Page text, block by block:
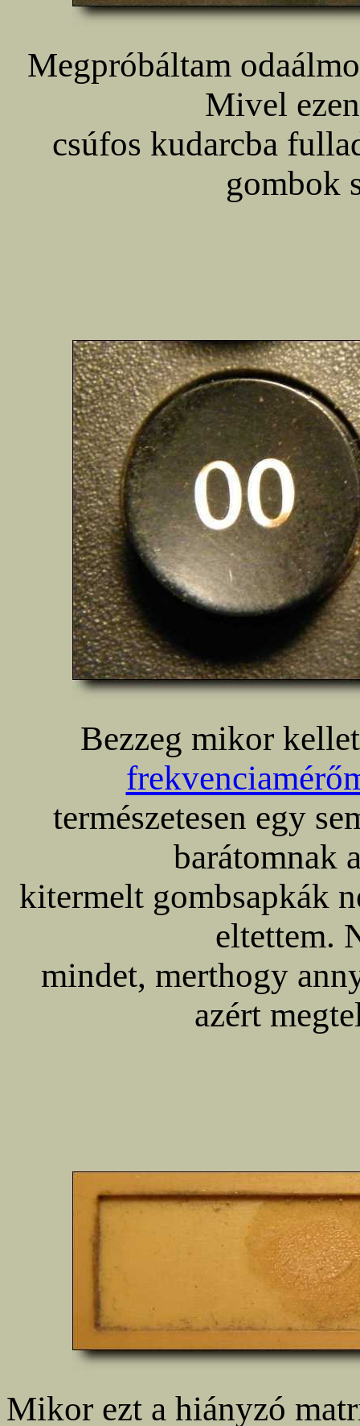
Megpróbáltam
Mivel
csúfos kudarcba
gombok
Bezzeg mikor
természetesen egy
barátomnak
kitermelt gombsapkák
eltettem.
mindet, merthogy
azért
Mikor ezt a hiányzó